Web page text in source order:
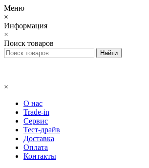
Меню
×
Информация
×
Поиск товаров
×
О нас
Trade-in
Сервис
Тест-драйв
Доставка
Оплата
Контакты